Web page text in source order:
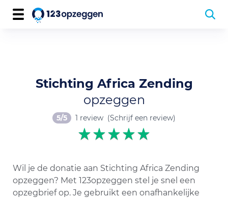
Stichting Africa Zending
opzeggen
5/5 1 review (Schrijf een review)
Wil je de donatie aan Stichting Africa Zending
opzeggen? Met 123opzeggen stel je snel een
opzegbrief op. Je gebruikt een onafhankelijke